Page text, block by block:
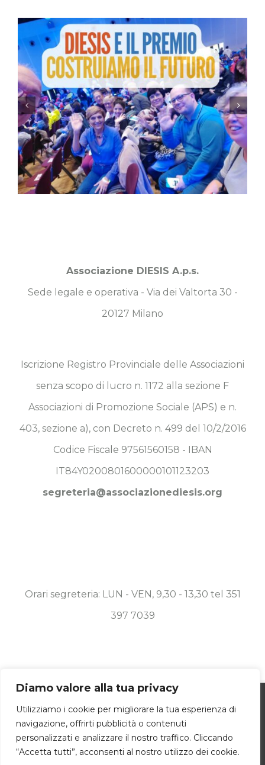
Diamo valore alla tua privacy
Utilizziamo i cookie per migliorare la tua esperienza di
navigazione, offrirti pubblicità o contenuti
personalizzati e analizzare il nostro traffico. Cliccando
“Accetta tutti”, acconsenti al nostro utilizzo dei cookie.
Associazione DIESIS A.p.s.
Sede legale e operativa - Via dei Valtorta 30 -
20127 Milano
Iscrizione Registro Provinciale delle Associazioni
senza scopo di lucro n. 1172 alla sezione F
Associazioni di Promozione Sociale (APS) e n.
403, sezione a), con Decreto n. 499 del 10/2/2016
Codice Fiscale 97561560158 - IBAN
IT84Y0200801600000101123203
segreteria@associazionediesis.org
Orari segreteria: LUN - VEN, 9,30 - 13,30 tel 351
397 7039
RIGHTS RESERVED | POWERED BYDAMA.COM
tu possa avere la migliore esperienza sul